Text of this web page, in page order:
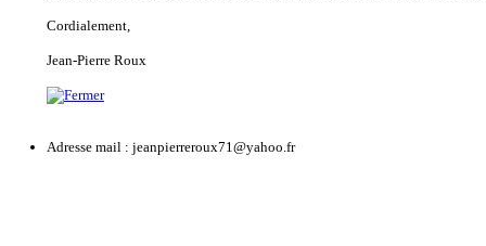
Cordialement,
Jean-Pierre Roux
Adresse mail : jeanpierreroux71@yahoo.fr